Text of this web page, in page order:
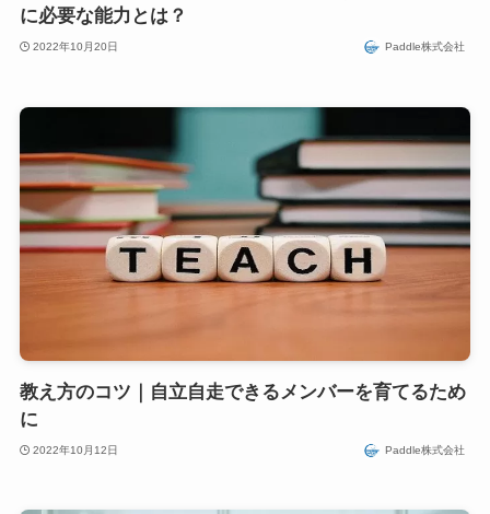
に必要な能力とは？
2022年10月20日 Paddle株式会社
教え方のコツ｜自立自走できるメンバーを育てるため
に
2022年10月12日 Paddle株式会社